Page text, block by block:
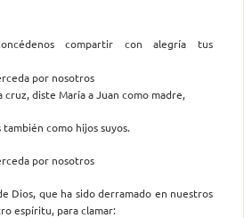
compartir con alegría tus
por nosotros
cruz, diste María a Juan como madre,
como hijos suyos.
por nosotros
Dios, que ha sido derramado en nuestros
espíritu, para clamar: